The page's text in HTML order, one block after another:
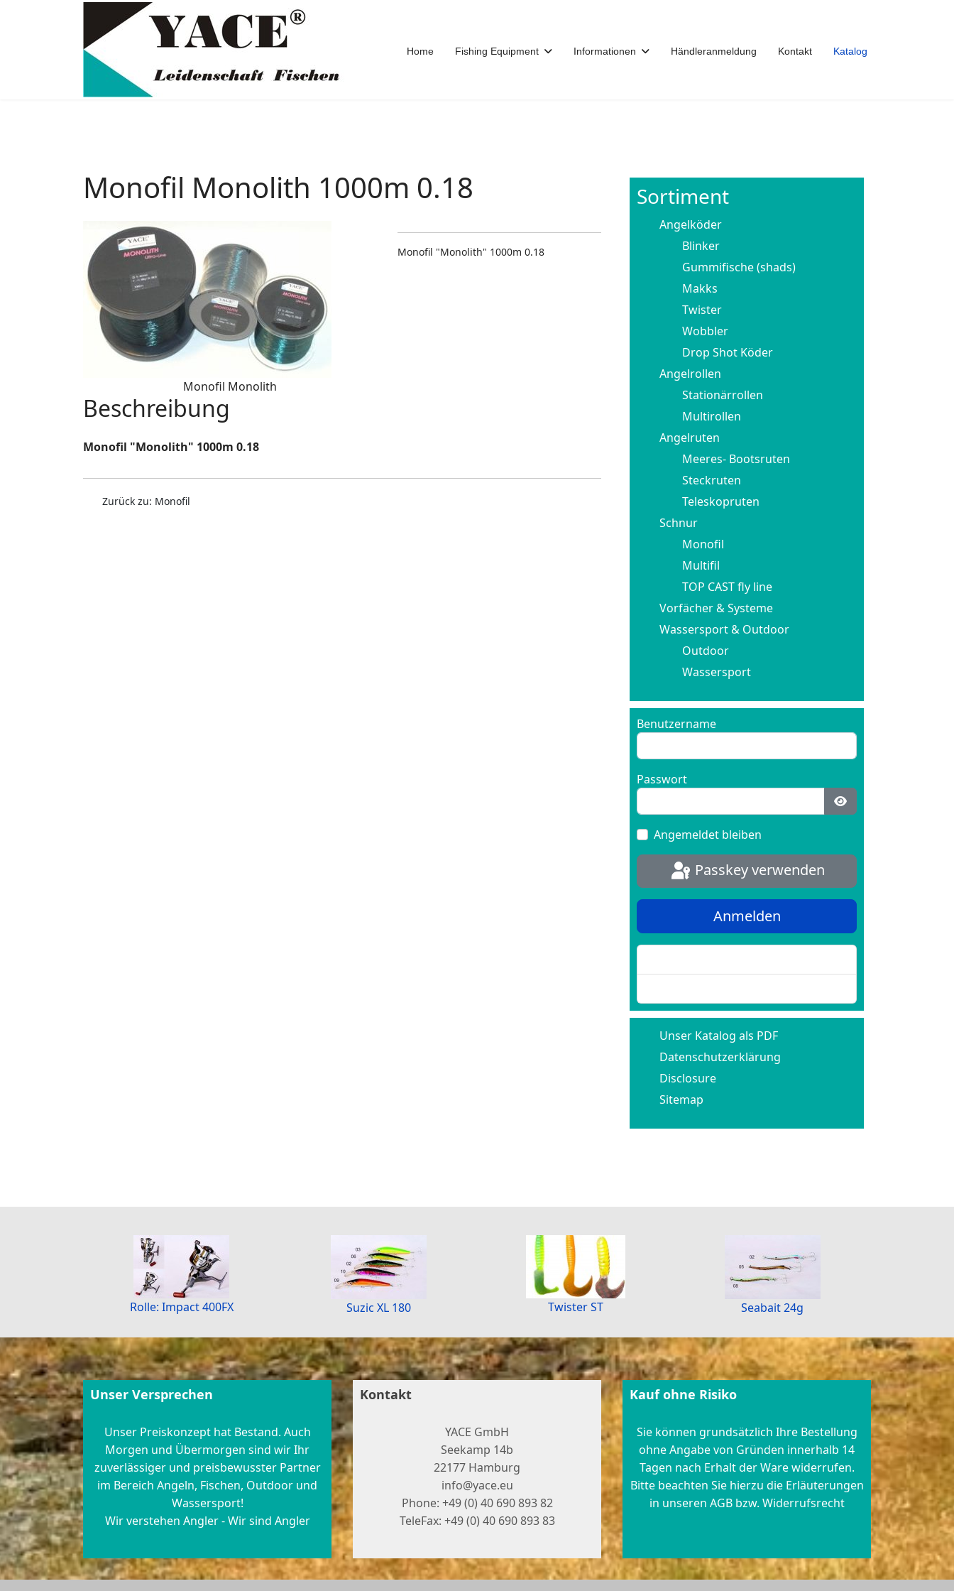
Home Fishing Equipment Informationen Händleranmeldung Kontakt Katalog
Monofil Monolith 1000m 0.18
Monofil Monolith
Monofil "Monolith" 1000m 0.18
Beschreibung
Monofil "Monolith" 1000m 0.18
Zurück zu: Monofil
Sortiment
Angelköder
Blinker
Gummifische (shads)
Makks
Twister
Wobbler
Drop Shot Köder
Angelrollen
Stationärrollen
Multirollen
Angelruten
Meeres- Bootsruten
Steckruten
Teleskopruten
Schnur
Monofil
Multifil
TOP CAST fly line
Vorfächer & Systeme
Wassersport & Outdoor
Outdoor
Wassersport
Benutzername
Passwort
Passwort anzeigen
Angemeldet bleiben
Passkey verwenden
Anmelden
Unser Katalog als PDF
Datenschutzerklärung
Disclosure
Sitemap
Rolle: Impact 400FX Suzic XL 180 Twister ST Seabait 24g
Unser Versprechen
Unser Preiskonzept hat Bestand. Auch
Morgen und Übermorgen sind wir Ihr
zuverlässiger und preisbewusster Partner
im Bereich Angeln, Fischen, Outdoor und
Wassersport!
Wir verstehen Angler - Wir sind Angler
Kontakt
YACE GmbH
Seekamp 14b
22177 Hamburg
info@yace.eu
Phone: +49 (0) 40 690 893 82
TeleFax: +49 (0) 40 690 893 83
Kauf ohne Risiko
Sie können grundsätzlich Ihre Bestellung
ohne Angabe von Gründen innerhalb 14
Tagen nach Erhalt der Ware widerrufen.
Bitte beachten Sie hierzu die Erläuterungen
in unseren AGB bzw. Widerrufsrecht